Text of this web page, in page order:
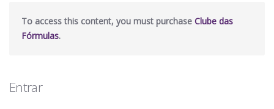
To access this content, you must purchase Clube das
Fórmulas.
Entrar